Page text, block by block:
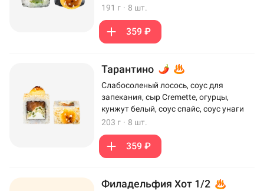
191 г · 8 шт.
359 ₽
Тарантино
Слабосоленый лосось, соус для
запекания, сыр Cremette, огурцы,
кунжут белый, соус спайс, соус унаги
203 г · 8 шт.
359 ₽
Филадельфия Хот 1/2